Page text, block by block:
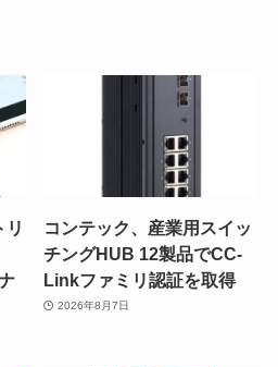
リ
コンテック、産業用スイッ
チングHUB 12製品でCC-
Linkファミリ認証を取得
2026年8月7日